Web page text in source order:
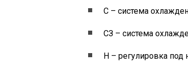
C – система
СЗ – система
Н – регулировка под